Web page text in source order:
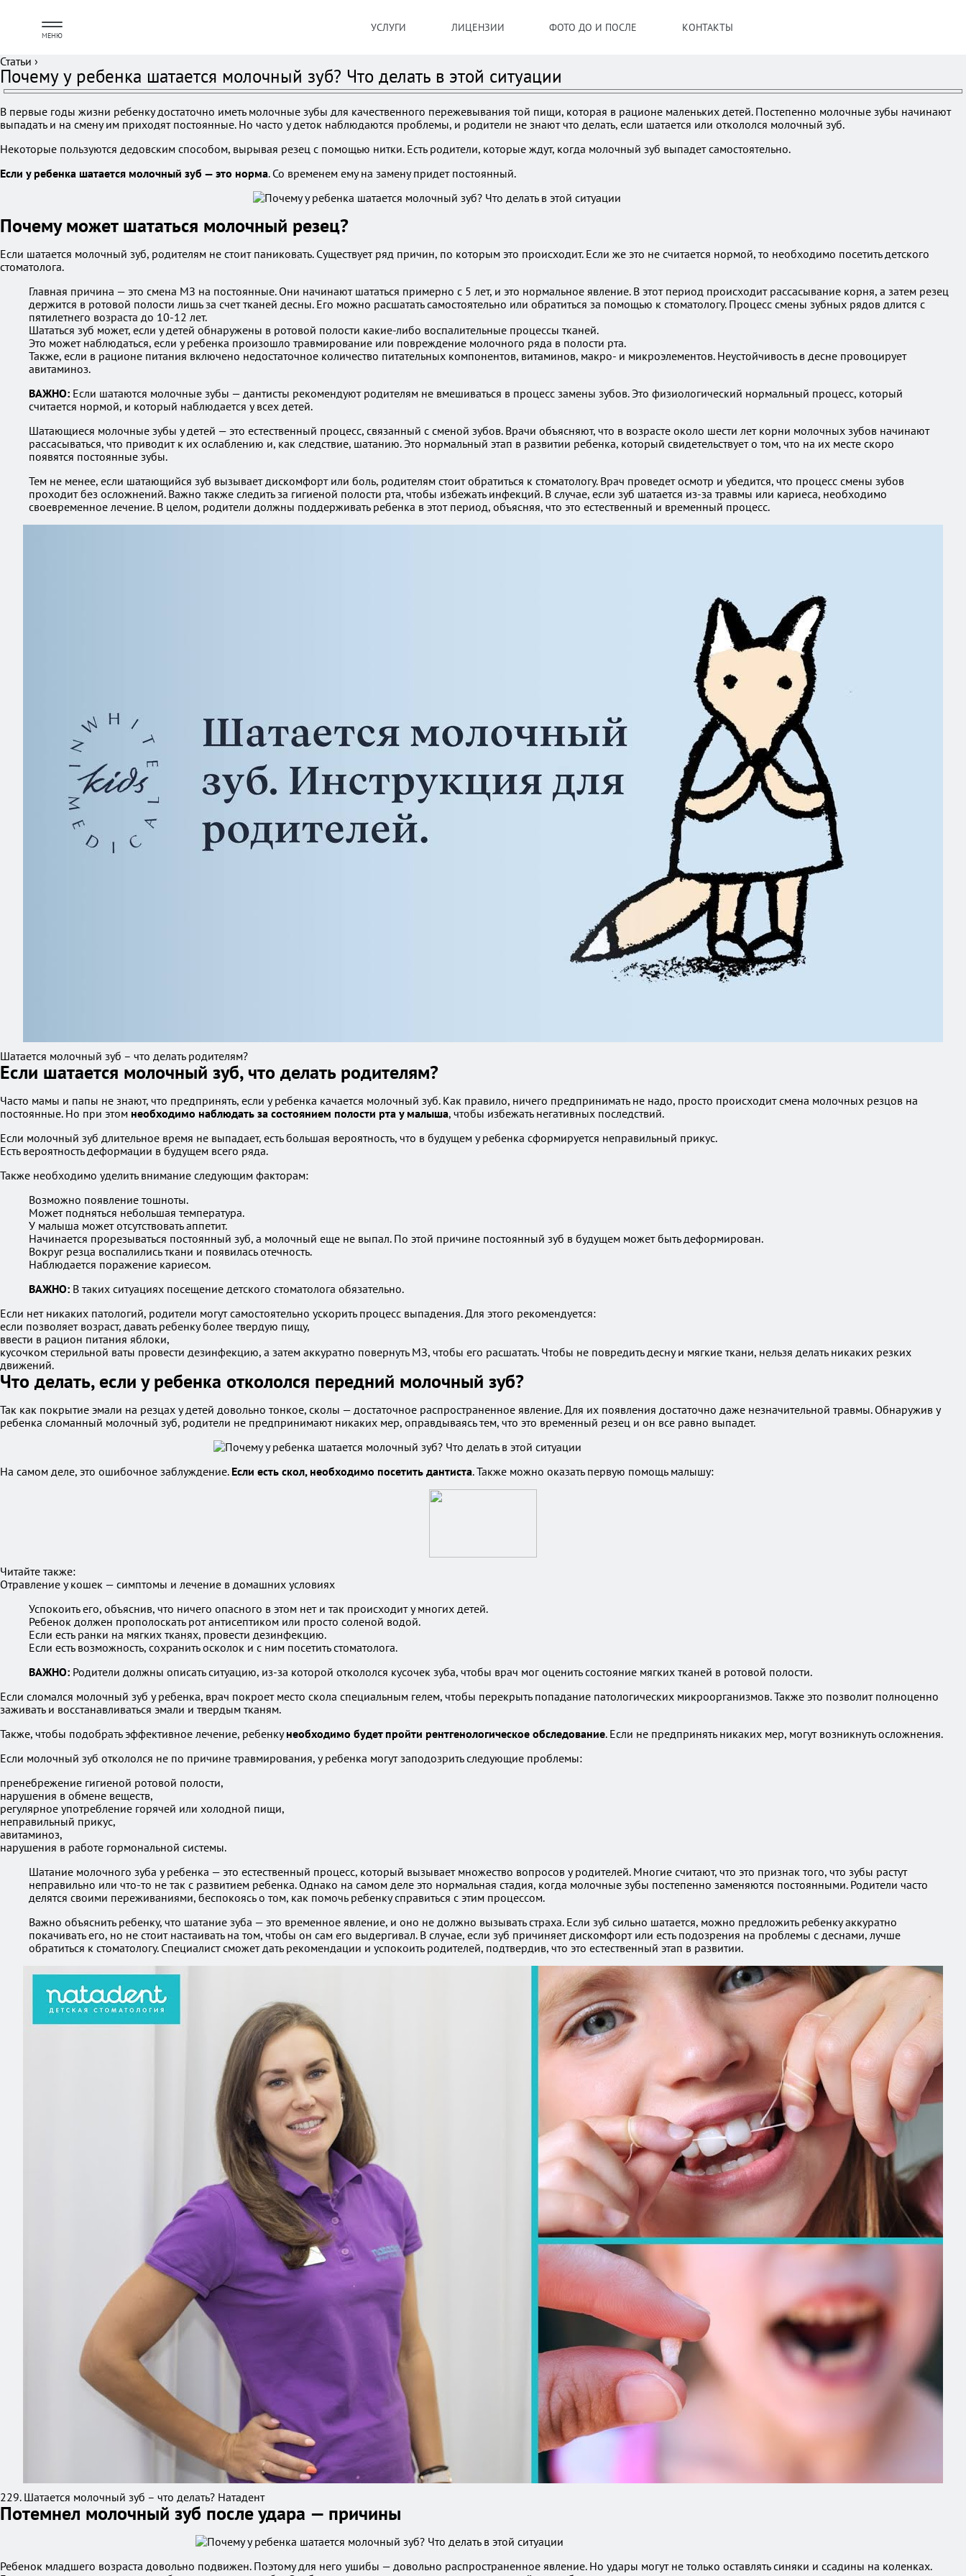
МЕНЮ
УСЛУГИ ЛИЦЕНЗИИ ФОТО ДО И ПОСЛЕ КОНТАКТЫ
Статьи ›
Почему у ребенка шатается молочный зуб? Что делать в этой ситуации
В первые годы жизни ребенку достаточно иметь молочные зубы для качественного пережевывания той пищи, которая в рационе маленьких детей. Постепенно молочные зубы начинают
выпадать и на смену им приходят постоянные. Но часто у деток наблюдаются проблемы, и родители не знают что делать, если шатается или откололся молочный зуб.
Некоторые пользуются дедовским способом, вырывая резец с помощью нитки. Есть родители, которые ждут, когда молочный зуб выпадет самостоятельно.
Если у ребенка шатается молочный зуб — это норма. Со временем ему на замену придет постоянный.
Почему может шататься молочный резец?
Если шатается молочный зуб, родителям не стоит паниковать. Существует ряд причин, по которым это происходит. Если же это не считается нормой, то необходимо посетить детского
стоматолога.
Главная причина — это смена МЗ на постоянные. Они начинают шататься примерно с 5 лет, и это нормальное явление. В этот период происходит рассасывание корня, а затем резец
держится в ротовой полости лишь за счет тканей десны. Его можно расшатать самостоятельно или обратиться за помощью к стоматологу. Процесс смены зубных рядов длится с
пятилетнего возраста до 10-12 лет.
Шататься зуб может, если у детей обнаружены в ротовой полости какие-либо воспалительные процессы тканей.
Это может наблюдаться, если у ребенка произошло травмирование или повреждение молочного ряда в полости рта.
Также, если в рационе питания включено недостаточное количество питательных компонентов, витаминов, макро- и микроэлементов. Неустойчивость в десне провоцирует
авитаминоз.
ВАЖНО: Если шатаются молочные зубы — дантисты рекомендуют родителям не вмешиваться в процесс замены зубов. Это физиологический нормальный процесс, который
считается нормой, и который наблюдается у всех детей.
Шатающиеся молочные зубы у детей — это естественный процесс, связанный с сменой зубов. Врачи объясняют, что в возрасте около шести лет корни молочных зубов начинают
рассасываться, что приводит к их ослаблению и, как следствие, шатанию. Это нормальный этап в развитии ребенка, который свидетельствует о том, что на их месте скоро
появятся постоянные зубы.
Тем не менее, если шатающийся зуб вызывает дискомфорт или боль, родителям стоит обратиться к стоматологу. Врач проведет осмотр и убедится, что процесс смены зубов
проходит без осложнений. Важно также следить за гигиеной полости рта, чтобы избежать инфекций. В случае, если зуб шатается из-за травмы или кариеса, необходимо
своевременное лечение. В целом, родители должны поддерживать ребенка в этот период, объясняя, что это естественный и временный процесс.
Шатается молочный зуб – что делать родителям?
Если шатается молочный зуб, что делать родителям?
Часто мамы и папы не знают, что предпринять, если у ребенка качается молочный зуб. Как правило, ничего предпринимать не надо, просто происходит смена молочных резцов на
постоянные. Но при этом необходимо наблюдать за состоянием полости рта у малыша, чтобы избежать негативных последствий.
Если молочный зуб длительное время не выпадает, есть большая вероятность, что в будущем у ребенка сформируется неправильный прикус.
Есть вероятность деформации в будущем всего ряда.
Также необходимо уделить внимание следующим факторам:
Возможно появление тошноты.
Может подняться небольшая температура.
У малыша может отсутствовать аппетит.
Начинается прорезываться постоянный зуб, а молочный еще не выпал. По этой причине постоянный зуб в будущем может быть деформирован.
Вокруг резца воспалились ткани и появилась отечность.
Наблюдается поражение кариесом.
ВАЖНО: В таких ситуациях посещение детского стоматолога обязательно.
Если нет никаких патологий, родители могут самостоятельно ускорить процесс выпадения. Для этого рекомендуется:
если позволяет возраст, давать ребенку более твердую пищу,
ввести в рацион питания яблоки,
кусочком стерильной ваты провести дезинфекцию, а затем аккуратно повернуть МЗ, чтобы его расшатать. Чтобы не повредить десну и мягкие ткани, нельзя делать никаких резких
движений.
Что делать, если у ребенка откололся передний молочный зуб?
Так как покрытие эмали на резцах у детей довольно тонкое, сколы — достаточное распространенное явление. Для их появления достаточно даже незначительной травмы. Обнаружив у
ребенка сломанный молочный зуб, родители не предпринимают никаких мер, оправдываясь тем, что это временный резец и он все равно выпадет.
На самом деле, это ошибочное заблуждение. Если есть скол, необходимо посетить дантиста. Также можно оказать первую помощь малышу:
Читайте также:
Отравление у кошек — симптомы и лечение в домашних условиях
Успокоить его, объяснив, что ничего опасного в этом нет и так происходит у многих детей.
Ребенок должен прополоскать рот антисептиком или просто соленой водой.
Если есть ранки на мягких тканях, провести дезинфекцию.
Если есть возможность, сохранить осколок и с ним посетить стоматолога.
ВАЖНО: Родители должны описать ситуацию, из-за которой откололся кусочек зуба, чтобы врач мог оценить состояние мягких тканей в ротовой полости.
Если сломался молочный зуб у ребенка, врач покроет место скола специальным гелем, чтобы перекрыть попадание патологических микроорганизмов. Также это позволит полноценно
заживать и восстанавливаться эмали и твердым тканям.
Также, чтобы подобрать эффективное лечение, ребенкунеобходимо будет пройти рентгенологическое обследование. Если не предпринять никаких мер, могут возникнуть осложнения.
Если молочный зуб откололся не по причине травмирования, у ребенка могут заподозрить следующие проблемы:
пренебрежение гигиеной ротовой полости,
нарушения в обмене веществ,
регулярное употребление горячей или холодной пищи,
неправильный прикус,
авитаминоз,
нарушения в работе гормональной системы.
Шатание молочного зуба у ребенка — это естественный процесс, который вызывает множество вопросов у родителей. Многие считают, что это признак того, что зубы растут
неправильно или что-то не так с развитием ребенка. Однако на самом деле это нормальная стадия, когда молочные зубы постепенно заменяются постоянными. Родители часто
делятся своими переживаниями, беспокоясь о том, как помочь ребенку справиться с этим процессом.
Важно объяснить ребенку, что шатание зуба — это временное явление, и оно не должно вызывать страха. Если зуб сильно шатается, можно предложить ребенку аккуратно
покачивать его, но не стоит настаивать на том, чтобы он сам его выдергивал. В случае, если зуб причиняет дискомфорт или есть подозрения на проблемы с деснами, лучше
обратиться к стоматологу. Специалист сможет дать рекомендации и успокоить родителей, подтвердив, что это естественный этап в развитии.
229. Шатается молочный зуб – что делать? Натадент
Потемнел молочный зуб после удара — причины
Ребенок младшего возраста довольно подвижен. Поэтому для него ушибы — довольно распространенное явление. Но удары могут не только оставлять синяки и ссадины на коленках.